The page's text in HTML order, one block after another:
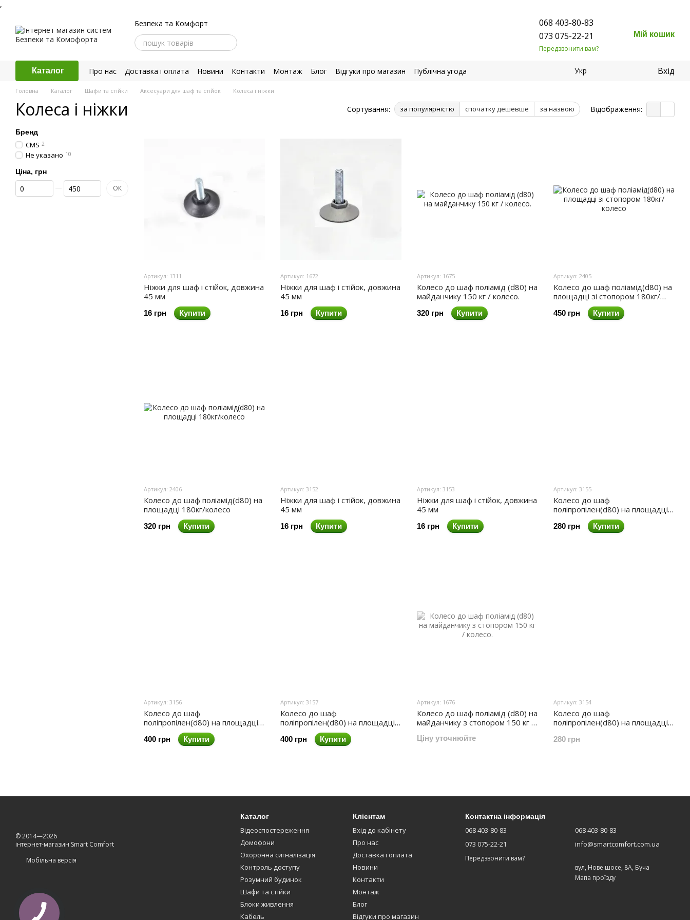
,
Безпека та Комфорт
068 403-80-83
073 075-22-21
Передзвонити вам?
Мій кошик
Каталог Про нас Доставка і оплата Новини Контакти Монтаж Блог Відгуки про магазин
Публічна угода
Укр Вхід
Головна Каталог Шафи та стійки Аксесуари для шаф та стійок Колеса і ніжки
Колеса і ніжки Сортування: за популярністю спочатку дешевше за назвою Відображення:
Артикул: 1311
Ніжки для шаф і стійок, довжина
45 мм
16 грн Купити
Артикул: 1672
Ніжки для шаф і стійок, довжина
45 мм
16 грн Купити
Артикул: 1675
Колесо до шаф поліамід (d80) на
майданчику 150 кг / колесо.
320 грн Купити
Артикул: 2405
Колесо до шаф поліамід(d80) на
площадці зі стопором 180кг/
450 грн Купити
Артикул: 2406
Колесо до шаф поліамід(d80) на
площадці 180кг/колесо
320 грн Купити
Артикул: 3152
Ніжки для шаф і стійок, довжина
45 мм
16 грн Купити
Артикул: 3153
Ніжки для шаф і стійок, довжина
45 мм
16 грн Купити
Артикул: 3155
Колесо до шаф
поліпропілен(d80) на площадці
110кг/колесо
280 грн Купити
Артикул: 3156
Колесо до шаф
поліпропілен(d80) на площадці
зі стопором 110кг/колесо
400 грн Купити
Артикул: 3157
Колесо до шаф
поліпропілен(d80) на площадці
зі стопором 110кг/колесо
400 грн Купити
Артикул: 1676
Колесо до шаф поліамід (d80) на
майданчику з стопором 150 кг /
Ціну уточнюйте
Артикул: 3154
Колесо до шаф
поліпропілен(d80) на площадці
280 грн
Бренд
CMS 2
Не указано 10
Ціна, грн
Від Ціна, грн
До Ціна, грн ОК
© 2014—2026
інтернет-магазин Smart Comfort
Мобільна версія
Каталог
Відеоспостереження
Домофони
Охоронна сигналізація
Контроль доступу
Розумний будинок
Шафи та стійки
Блоки живлення
Кабель
Клієнтам
Вхід до кабінету
Про нас
Доставка і оплата
Новини
Контакти
Монтаж
Блог
Відгуки про магазин
Контактна інформація
068 403-80-83
073 075-22-21
Передзвонити вам?
068 403-80-83
info@smartcomfort.com.ua
вул, Нове шосе, 8А, Буча
Мапа проїзду